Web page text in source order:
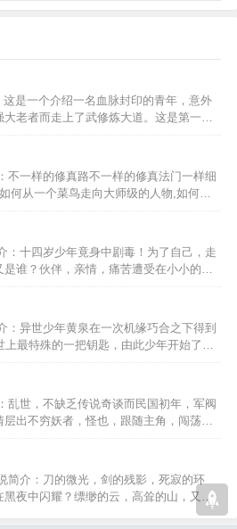
是一个介绍一名血脉封印的青年，意外
老者而走上了武修炼大道。这是第一部
不一样的修真路不一样的修真法门一样细
何从一个菜鸟走向大师级的人物,如何掌
：十四岁少年竟身中剧毒！为了自己，走
谁？伙伴，亲情，痛苦遭受在小小的他
：异世少年黄泉在一次机缘巧合之下得到
上最特殊的一把钥匙，由此少年开始了不
乱世，不缺乏传说奇谈而民国初年，军阀
出不穷妖者，怪也，跟随主角，闯荡那
简介：刀的微光，剑的残影，死寂的环
夜中闪耀？缥缈的云，高耸的山，又是